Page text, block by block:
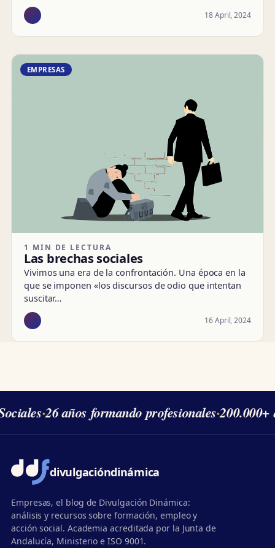
18 April, 2024
EMPRESAS
1 MIN DE LECTURA
Las brechas sociales
Vivimos una era de la confrontación. Una época en la
que se imponen «los discursos de odio que intentan
suscitar…
16 April, 2024
·26 años formando profesionales·200.000+
divulgacióndinámica
Empresas, el blog de Divulgación Dinámica:
análisis y recursos sobre formación, empleo y
acción social. Academia acreditada por la Junta de
Andalucía, Ministerio e ISO 9001.